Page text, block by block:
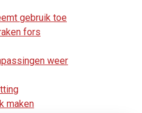
gebruik toe
fors
weer
maken